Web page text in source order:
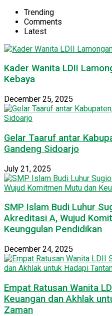
Trending
Comments
Latest
Kader Wanita LDII
Kebaya
December 25, 2025
Gelar Taaruf antar
Gandeng Sidoarjo
July 21, 2025
SMP Islam Budi Luhur
Akreditasi A, Wujud
Keunggulan Pendidikan
December 24, 2025
Empat Ratusan Wanita
Keuangan dan Akhlak
Zaman